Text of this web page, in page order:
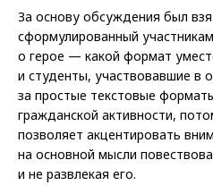
За основу обсуждения был
сформулированный
о герое — какой формат
и студенты, участвовавшие в
за простые текстовые
гражданской активности,
позволяет акцентировать
на основной мысли
и не развлекая его.